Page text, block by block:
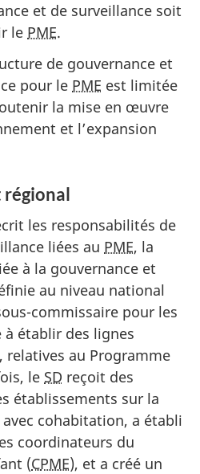
et de surveillance soit
le PME.
de gouvernance et
pour le PME est limitée
la mise en œuvre
et l’expansion
les responsabilités de
liées au PME, la
à la gouvernance et
au niveau national
commissaire pour les
établir des lignes
relatives au Programme
le SD reçoit des
établissements sur la
cohabitation, a établi
coordinateurs du
(CPME), et a créé un